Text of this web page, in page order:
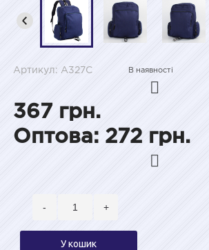
Артикул: A327C В наявності
367 грн.
Оптова: 272 грн.
- +
У кошик